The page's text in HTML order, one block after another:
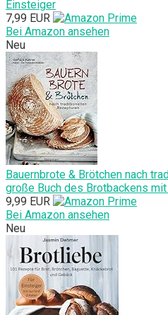
Einsteiger
7,99 EUR
Bei Amazon ansehen
Neu
Bauernbrote & Brötchen nach
große Buch des Brotbackens
9,99 EUR
Bei Amazon ansehen
Neu